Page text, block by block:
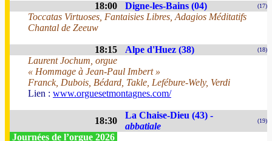
18:00 Digne-les-Bains (04) (17)
Toccatas Virtuoses, Fantaisies Libres, Adagios Méditatifs
Chantal de Zeeuw
18:15 Alpe d'Huez (38) (18)
Laurent Jochum, orgue
« Hommage à Jean-Paul Imbert »
Franck, Dubois, Bédard, Takle, Lefébure-Wely, Verdi
Lien : www.orguesetmontagnes.com/
18:30
La Chaise-Dieu (43) -
abbatiale
(19)
Journées de l’orgue 2026